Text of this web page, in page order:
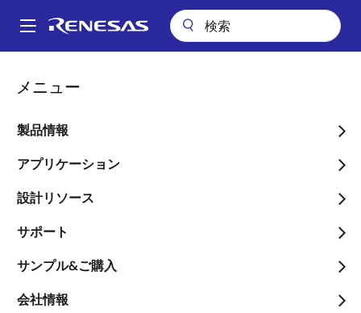
ン
Main
メニュー
製品情報
アプリケーション
設計リソース
サポート
サンプル&ご購入
会社情報
パ
ン
く
ず
RX Flash Module FIT Tips: アクセスウィンドウが設定されているRXマ
RX Flash Module FIT Tips:
アクセスウィンドウが設定
されているRXマイコンを
出荷状態にする方法
2023年12月23日